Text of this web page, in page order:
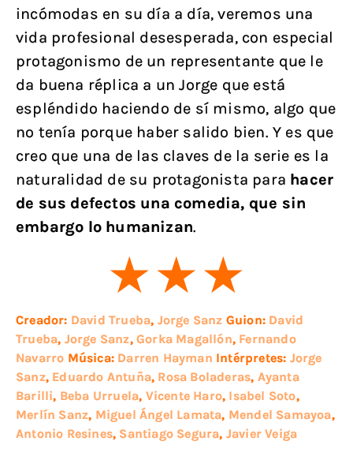
incómodas en su día a día, veremos una
vida profesional desesperada, con especial
protagonismo de un representante que le
da buena réplica a un Jorge que está
espléndido haciendo de sí mismo, algo que
no tenía porque haber salido bien. Y es que
creo que una de las claves de la serie es la
naturalidad de su protagonista para hacer
de sus defectos una comedia, que sin
embargo lo humanizan.
Creador: David Trueba, Jorge Sanz Guion: David
Trueba, Jorge Sanz,Gorka Magallón, Fernando
Navarro Música: Darren Hayman Intérpretes: Jorge
Sanz, Eduardo Antuña, Rosa Boladeras, Ayanta
Barilli, Beba Urruela, Vicente Haro, Isabel Soto,
Merlín Sanz, Miguel Ángel Lamata, Mendel Samayoa,
Antonio Resines, Santiago Segura, Javier Veiga